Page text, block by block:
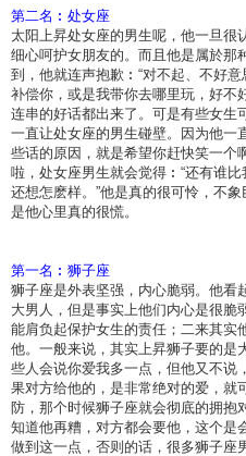
第二名︰处女座
太阳上昇处女座的男生呢，他一旦很
细心呵护女朋友的。而且他是属於那
到，他就连声抱歉︰“对不起、不好
补偿你，或是我带你去哪里玩，好不
连串的好话都出来了。可是有些女生
一直让处女座的男生碰壁。因为他一
些话的原因，就是希望你赶快笑一个
啦，处女座男生就会觉得︰“还有谁
还想怎麽样。”他是真的很可怜，不
是他心里真的很慌。
第一名︰狮子座
狮子座是外表坚强，内心脆弱。他看
大男人，但是事实上他们内心是很脆
能肩负起保护女生的责任；二来其实
他。一般来说，其实上昇狮子要的是
些人会说你爱我多一点，但他又不说
果对方给他的，是非常绝对的爱，就
防，那个时候狮子座就会彻底的拥抱
知道他再糟，对方都会要他，这个是
做到这一点，否则的话，很多狮子座